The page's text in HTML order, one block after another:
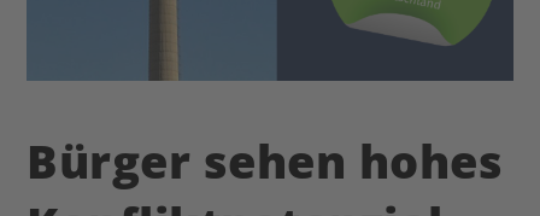
Bürger sehen hohes